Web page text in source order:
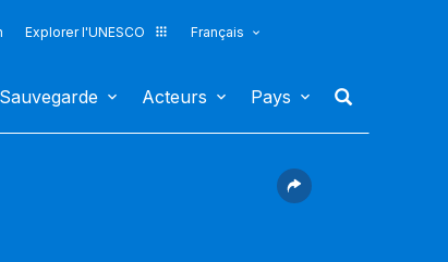
Explorer l'UNESCO
Français
Sauvegarde Acteurs Pays